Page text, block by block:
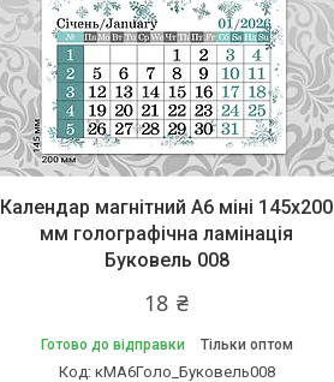
Календар магнітний А6 міні 145х200
мм голографічна ламінація
Буковель 008
18 ₴
Готово до відправки Тільки оптом
кМА6Голо_Буковель008